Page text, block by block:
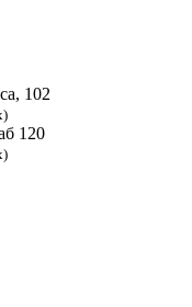
102
120